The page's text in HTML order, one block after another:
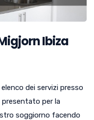
Ibiza
dei servizi presso
presentato per la
soggiorno facendo